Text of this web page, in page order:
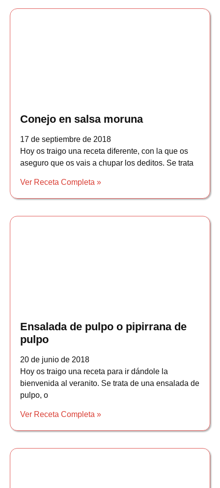
Conejo en salsa moruna
17 de septiembre de 2018
Hoy os traigo una receta diferente, con la que os
aseguro que os vais a chupar los deditos. Se trata
Ver Receta Completa »
Ensalada de pulpo o pipirrana de
pulpo
20 de junio de 2018
Hoy os traigo una receta para ir dándole la
bienvenida al veranito. Se trata de una ensalada de
pulpo, o
Ver Receta Completa »